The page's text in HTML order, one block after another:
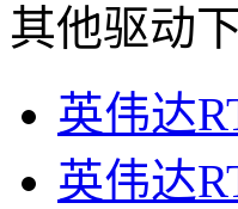
其他驱动
英伟达
英伟达